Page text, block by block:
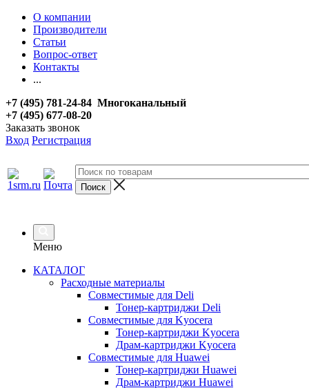
О компании
Производители
Статьи
Вопрос-ответ
Контакты
...
+7 (495) 781-24-84 Многоканальный
+7 (495) 677-08-20
Заказать звонок
Вход Регистрация
Меню
КАТАЛОГ
Расходные материалы
Совместимые для Deli
Тонер-картриджи Deli
Совместимые для Kyocera
Тонер-картриджи Kyocera
Драм-картриджи Kyocera
Совместимые для Huawei
Тонер-картриджи Huawei
Драм-картриджи Huawei